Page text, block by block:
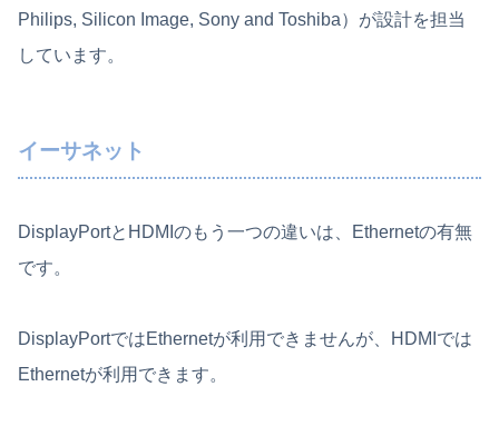
Philips, Silicon Image, Sony and Toshiba）が設計を担当
しています。
イーサネット
DisplayPortとHDMIのもう一つの違いは、Ethernetの有無
です。
DisplayPortではEthernetが利用できませんが、HDMIでは
Ethernetが利用できます。